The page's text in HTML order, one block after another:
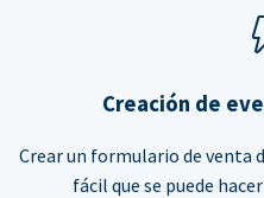
Creación de
Crear un formulario de venta
fácil que se puede